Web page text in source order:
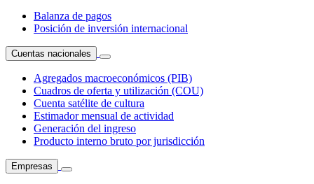
Balanza de pagos
Posición de inversión internacional
Cuentas nacionales
Agregados macroeconómicos (PIB)
Cuadros de oferta y utilización (COU)
Cuenta satélite de cultura
Estimador mensual de actividad
Generación del ingreso
Producto interno bruto por jurisdicción
Empresas